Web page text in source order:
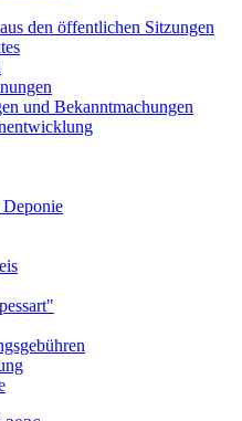
den öffentlichen Sitzungen
und Bekanntmachungen